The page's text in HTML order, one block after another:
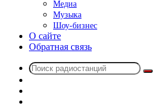
Медиа
Музыка
Шоу-бизнес
О сайте
Обратная связь
Поиск